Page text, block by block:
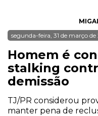
segunda-feira, 31 de março de
Homem é
stalking
demissão
TJ/PR considerou
manter pena de